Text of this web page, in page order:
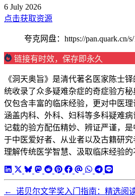
6 July 2026
点击获取资源
夸克网盘：https://pan.quark.cn/
链接有时效，保存即永久
《洞天奥旨》是清代著名医家陈士
统收录了众多疑难杂症的奇症验方
仅包含丰富的临床经验，更对中医
涵盖内科、外科、妇科等多科疑难
记载的验方配伍精妙、辨证严谨，
于中医爱好者、从业者以及古籍研
理解传统医学智慧、汲取临床经验的
← 诺贝尔文学奖入门指南：精选阅